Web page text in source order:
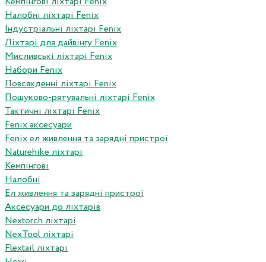
Налобні ліхтарі Fenix
Індустріальні ліхтарі Fenix
Ліхтарі для дайвінгу Fenix
Мисливські ліхтарі Fenix
Набори Fenix
Повсякденні ліхтарі Fenix
Пошуково-рятувальні ліхтарі Fenix
Тактичні ліхтарі Fenix
Fenix аксесуари
Fenix ел живлення та зарядні пристрої
Naturehike ліхтарі
Кемпінгові
Налобні
Ел живлення та зарядні пристрої
Аксесуари до ліхтарів
Nextorch ліхтарі
NexTool ліхтарі
Flextail ліхтарі